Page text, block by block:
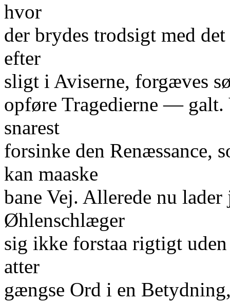
hvor
der brydes trodsigt med
efter
sligt i Aviserne, forgæves
opføre Tragedierne —
snarest
forsinke den Renæssance,
kan maaske
bane Vej. Allerede nu
Øhlenschlæger
sig ikke forstaa rigtigt
atter
gængse Ord i en